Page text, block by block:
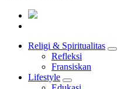
HATI YANG
Mendengar dengan Cinta
Religi & Spiritualitas
Refleksi
Fransiskan
Lifestyle